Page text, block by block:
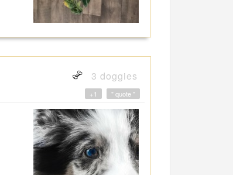
3 doggies
" quote "
+1